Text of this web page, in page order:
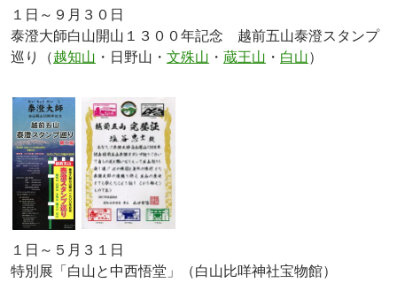
１日～９月３０日
泰澄大師白山開山１３００年記念 越前五山泰澄スタンプ
巡り（越知山 ・日野山・ 文殊山 ・ 蔵王山 ・ 白山）
１日～５月３１日
特別展「白山と中西悟堂」（白山比咩神社宝物館）